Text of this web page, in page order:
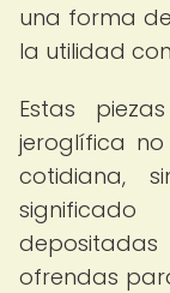
una forma
la utilidad
Estas
jeroglífica
cotidiana,
ofrendas